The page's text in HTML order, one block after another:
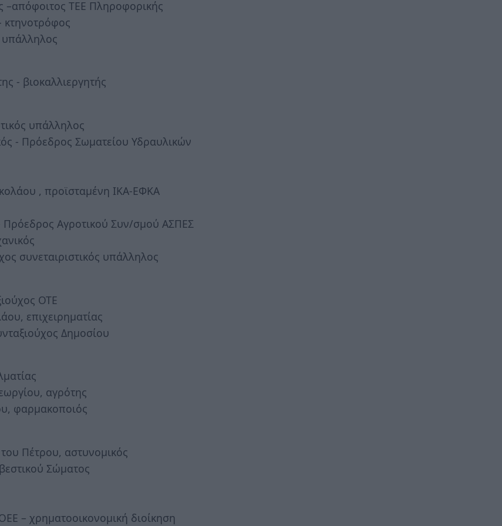
–απόφοιτος ΤΕΕ Πληροφορικής
κτηνοτρόφος
υπάλληλος
- βιοκαλλιεργητής
υπάλληλος
- Πρόεδρος Σωματείου Υδραυλικών
, προϊσταμένη ΙΚΑ-ΕΦΚΑ
Αγροτικού Συν/σμού ΑΣΠΕΣ
συνεταιριστικός υπάλληλος
ΟΤΕ
επιχειρηματίας
Δημοσίου
αγρότης
φαρμακοποιός
Πέτρου, αστυνομικός
Σώματος
– χρηματοοικονομική διοίκηση